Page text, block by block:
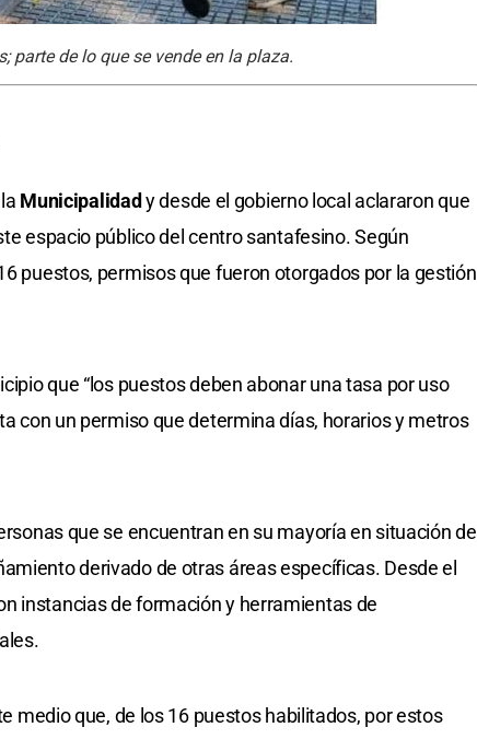
parte de lo que se vende en la plaza.
Municipalidad y desde el gobierno local aclararon que
espacio público del centro santafesino. Según
puestos, permisos que fueron otorgados por la gestión
que “los puestos deben abonar una tasa por uso
con un permiso que determina días, horarios y metros
que se encuentran en su mayoría en situación de
derivado de otras áreas específicas. Desde el
instancias de formación y herramientas de
medio que, de los 16 puestos habilitados, por estos